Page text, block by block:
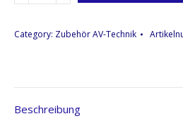
Blackmagic
3G
Category: Zubehör AV-Technik
Beschreibung